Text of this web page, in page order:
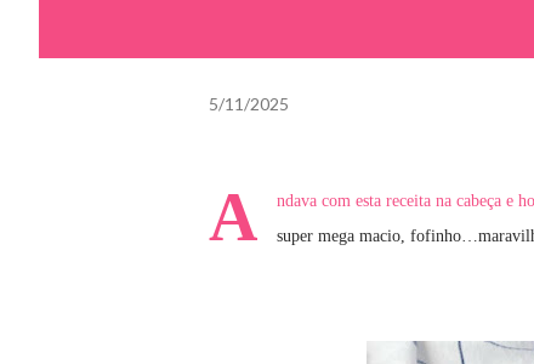
5/11/2025
A ndava com esta receita na cabeça e
super mega macio,